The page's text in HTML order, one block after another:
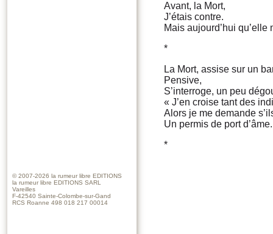
Avant, la Mort,
J’étais contre.
Mais aujourd’hui
*
La Mort, assise sur un
Pensive,
S’interroge, un peu
« J’en croise tant des
Alors je me demande
Un permis de port
*
© 2007-2026 la rumeur libre EDITIONS
la rumeur libre EDITIONS SARL
Vareilles
F-42540 Sainte-Colombe-sur-Gand
RCS Roanne 498 018 217 00014